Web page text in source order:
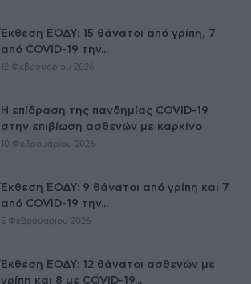
Έκθεση ΕΟΔΥ: 15 θάνατοι από γρίπη, 7
από COVID-19 την...
12 Φεβρουαρίου 2026
Η επίδραση της πανδημίας COVID-19
στην επιβίωση ασθενών με καρκίνο
10 Φεβρουαρίου 2026
Έκθεση ΕΟΔΥ: 9 θάνατοι από γρίπη και 7
από COVID-19 την...
5 Φεβρουαρίου 2026
Έκθεση ΕΟΔΥ: 12 θάνατοι ασθενών με
γρίπη και 8 με COVID-19...